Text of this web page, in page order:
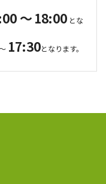
～18:00 とな
17:30となります。